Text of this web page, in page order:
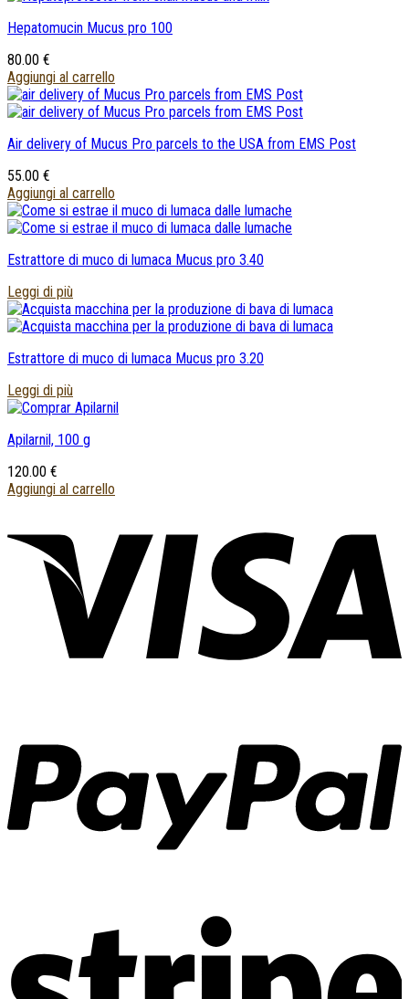
Hepatomucin Mucus pro 100
80.00 €
Aggiungi al carrello
Air delivery of Mucus Pro parcels to the USA from EMS Post
55.00 €
Aggiungi al carrello
Estrattore di muco di lumaca Mucus pro 3.40
Leggi di più
Estrattore di muco di lumaca Mucus pro 3.20
Leggi di più
Apilarnil, 100 g
120.00 €
Aggiungi al carrello